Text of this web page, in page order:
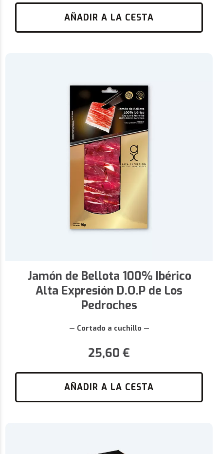
AÑADIR A LA CESTA
Jamón de Bellota 100% Ibérico
Alta Expresión D.O.P de Los
Pedroches
— Cortado a cuchillo —
25,60 €
AÑADIR A LA CESTA